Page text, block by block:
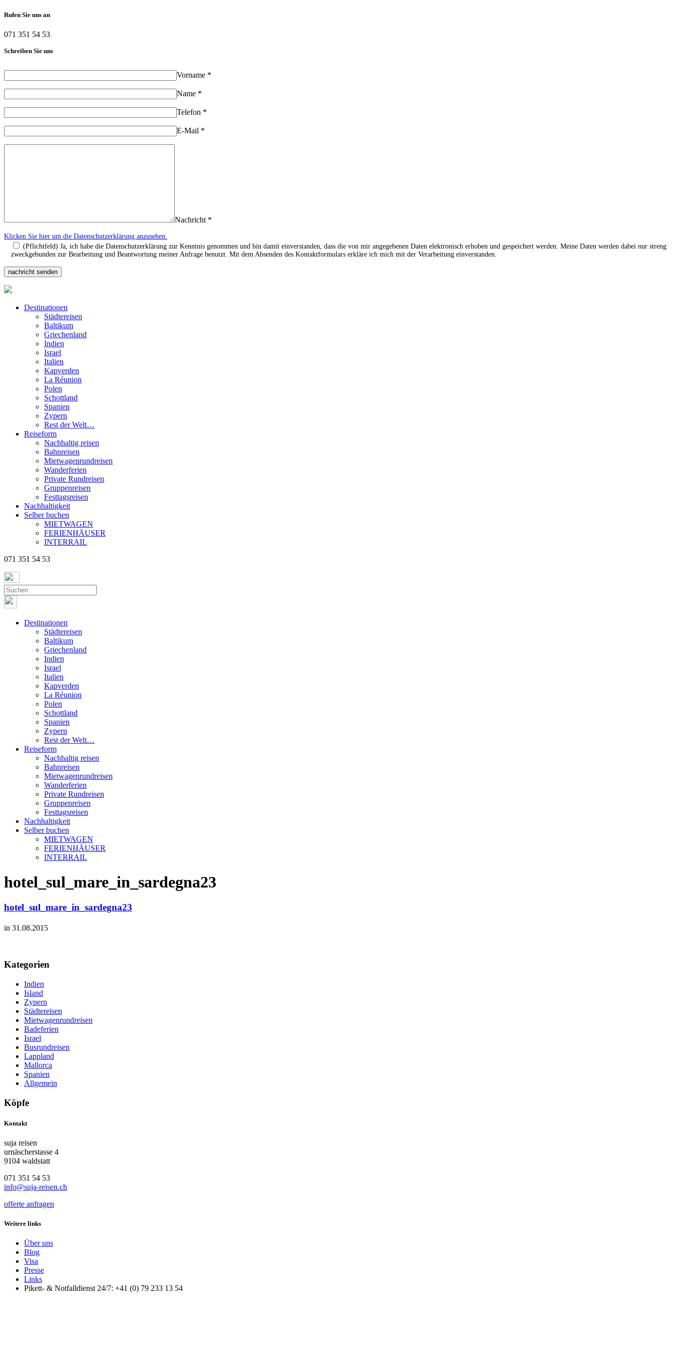
Rufen Sie uns an
071 351 54 53
Schreiben Sie uns
Vorname *
Name *
Telefon *
E-Mail *
Nachricht *
Klicken Sie hier um die Datenschutzerklärung anzusehen.
(Pflichtfeld) Ja, ich habe die Datenschutzerklärung zur Kenntnis genommen und bin damit einverstanden, dass die von mir angegebenen Daten elektronisch erhoben und gespeichert werden. Meine Daten werden dabei nur streng
zweckgebunden zur Bearbeitung und Beantwortung meiner Anfrage benutzt. Mit dem Absenden des Kontaktformulars erkläre ich mich mit der Verarbeitung einverstanden.
Destinationen
Städtereisen
Baltikum
Griechenland
Indien
Israel
Italien
Kapverden
La Réunion
Polen
Schottland
Spanien
Zypern
Rest der Welt…
Reiseform
Nachhaltig reisen
Bahnreisen
Mietwagenrundreisen
Wanderferien
Private Rundreisen
Gruppenreisen
Festtagsreisen
Nachhaltigkeit
Selber buchen
MIETWAGEN
FERIENHÄUSER
INTERRAIL
071 351 54 53
Destinationen
Städtereisen
Baltikum
Griechenland
Indien
Israel
Italien
Kapverden
La Réunion
Polen
Schottland
Spanien
Zypern
Rest der Welt…
Reiseform
Nachhaltig reisen
Bahnreisen
Mietwagenrundreisen
Wanderferien
Private Rundreisen
Gruppenreisen
Festtagsreisen
Nachhaltigkeit
Selber buchen
MIETWAGEN
FERIENHÄUSER
INTERRAIL
hotel_sul_mare_in_sardegna23
hotel_sul_mare_in_sardegna23
in 31.08.2015
Kategorien
Indien
Island
Zypern
Städtereisen
Mietwagenrundreisen
Badeferien
Israel
Busrundreisen
Lappland
Mallorca
Spanien
Allgemein
Köpfe
Kontakt
suja reisen
urnäscherstasse 4
9104 waldstatt
071 351 54 53
info@suja-reisen.ch
offerte anfragen
Weitere links
Über uns
Blog
Visa
Presse
Links
Pikett- & Notfalldienst 24/7: +41 (0) 79 233 13 54